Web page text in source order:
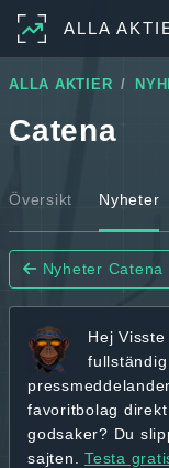
ALLA
ALLA AKTIER
Catena
Översikt Nyheter
Nyheter Catena
Hej
favoritbolag
godsaker? Du
sajten. Testa